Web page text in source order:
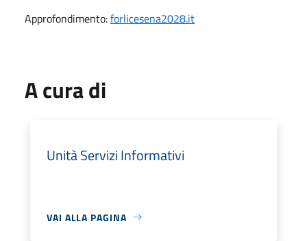
Approfondimento:forlicesena2028.it
A cura di
Unità Servizi Informativi
VAI ALLA PAGINA